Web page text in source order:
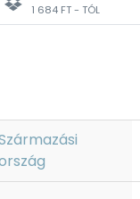
1 684 FT - TÓL